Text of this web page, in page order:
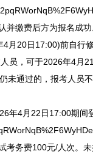
缴费后方为报名成功
20日17:00)前自行修
，可于2026年4月21
过的，报考人员不
4月22日17:00期间
考务费100元/人次。